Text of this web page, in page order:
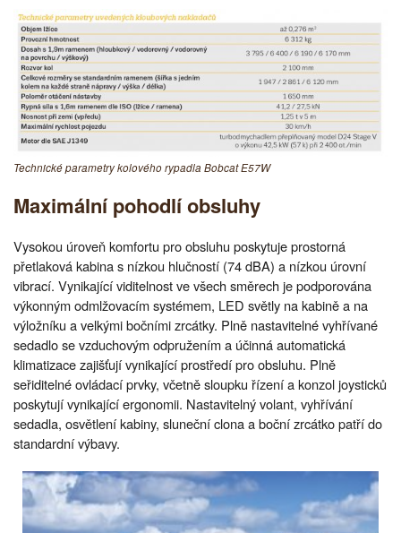
Technické parametry kolového rypadla Bobcat E57W
Maximální pohodlí obsluhy
Vysokou úroveň komfortu pro obsluhu poskytuje prostorná
přetlaková kabina s nízkou hlučností (74 dBA) a nízkou úrovní
vibrací. Vynikající viditelnost ve všech směrech je podporována
výkonným odmlžovacím systémem, LED světly na kabině a na
výložníku a velkými bočními zrcátky. Plně nastavitelné vyhřívané
sedadlo se vzduchovým odpružením a účinná automatická
klimatizace zajišťují vynikající prostředí pro obsluhu. Plně
seřiditelné ovládací prvky, včetně sloupku řízení a konzol joysticků
poskytují vynikající ergonomii. Nastavitelný volant, vyhřívání
sedadla, osvětlení kabiny, sluneční clona a boční zrcátko patří do
standardní výbavy.